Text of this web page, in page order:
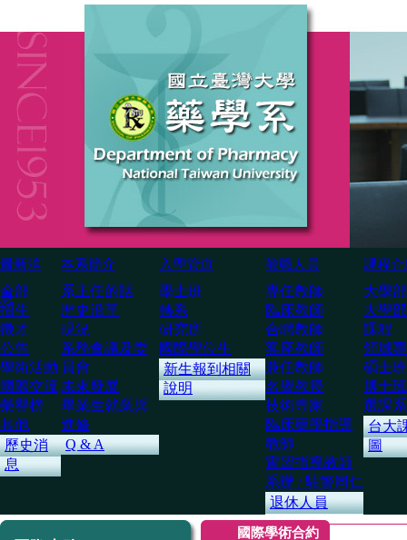
最新消
息
本系簡介 入學管道 教職人員 課程介
全部
招生
徵才
公告
學術活動
國際交流
榮譽榜
其他
歷史消
息
系主任的話
歷史沿革
現況
系務會議及委
員會
未來發展
畢業生就業與
進修
Q & A
學士班
轉系
研究所
國際學位生
新生報到相關
說明
専任教師
臨床教師
合聘教師
客座教師
兼任教師
名譽教授
技術専家
臨床藥學指導
教師
實習指導教師
系辦 / 駐警同仁
退休人員
大學部
大學
課程
領域
碩士班
博士班
選課
台大
圖
國際學術合約